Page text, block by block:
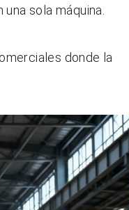
sola máquina.
donde la